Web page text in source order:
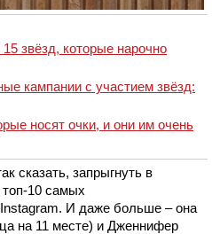
звёзд, которые нарочно
кампании с участием звёзд:
носят очки, и они им очень
сказать, запрыгнуть в
топ-10 самых
И даже больше – она
на 11 месте) и Дженнифер